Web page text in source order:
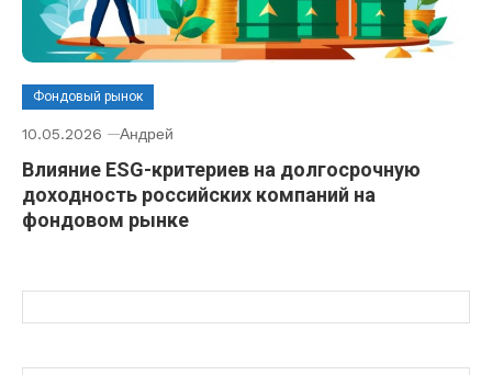
Фондовый рынок
10.05.2026 Андрей
Влияние ESG-критериев на долгосрочную
доходность российских компаний на
фондовом рынке